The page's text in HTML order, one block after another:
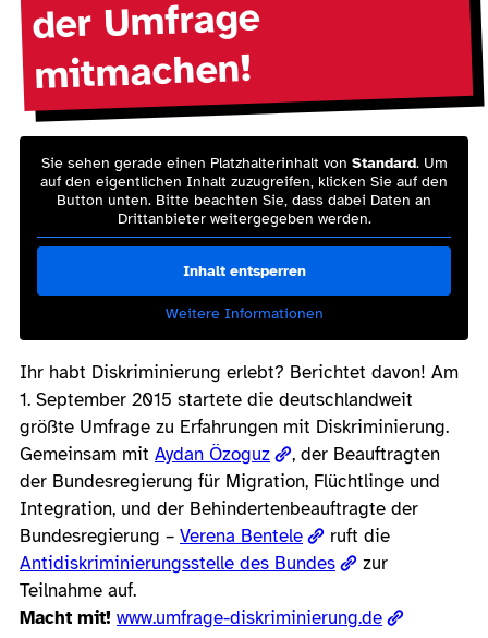
der Umfrage
mitmachen!
Sie sehen gerade einen Platzhalterinhalt von Standard. Um
auf den eigentlichen Inhalt zuzugreifen, klicken Sie auf den
Button unten. Bitte beachten Sie, dass dabei Daten an
Drittanbieter weitergegeben werden.
Inhalt entsperren
Weitere Informationen
Ihr habt Diskriminierung erlebt? Berichtet davon! Am
1. September 2015 startete die deutschlandweit
größte Umfrage zu Erfahrungen mit Diskriminierung.
Gemeinsam mit Aydan Özoguz
, der Beauftragten
der Bundesregierung für Migration, Flüchtlinge und
Integration, und der Behindertenbeauftragte der
Bundesregierung – Verena Bentele
ruft die
Antidiskriminierungsstelle des Bundes
zur
Teilnahme auf.
Macht mit! www.umfrage-diskriminierung.de